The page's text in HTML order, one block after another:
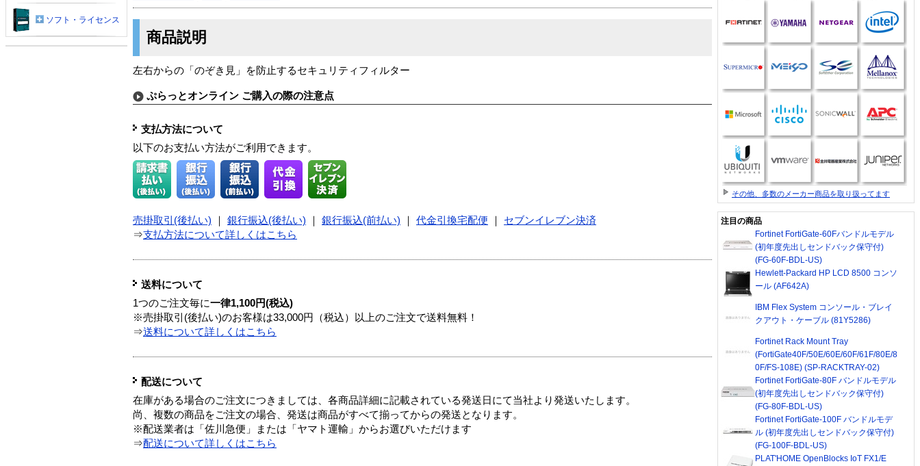
商品説明
左右からの「のぞき見」を防止するセキュリティフィルター
ぷらっとオンライン ご購入の際の注意点
支払方法について
以下のお支払い方法がご利用できます。
売掛取引(後払い) 銀行振込(後払い) 銀行振込(前払い) 代金引換宅配便
セブンイレブン決済
⇒支払方法について詳しくはこちら
送料について
1つのご注文毎に一律1,100円(税込)
※売掛取引(後払い)のお客様は33,000円（税込）以上のご注文で送料無料！
⇒送料について詳しくはこちら
配送について
在庫がある場合のご注文につきましては、各商品詳細に記載されている発送日にて当社より発送いたします。
尚、複数の商品をご注文の場合、発送は商品がすべて揃ってからの発送となります。
※配送業者は「佐川急便」または「ヤマト運輸」からお選びいただけます
⇒配送について詳しくはこちら
ソフト・ライセンス
その他、多数のメーカー商品を取り扱ってます
注目の商品
Fortinet FortiGate-60Fバンドルモデル
(初年度先出しセンドバック保守付)
(FG-60F-BDL-US)
Hewlett-Packard HP LCD 8500 コンソ
ール (AF642A)
IBM Flex System コンソール・ブレイ
クアウト・ケーブル (81Y5286)
Fortinet Rack Mount Tray
(FortiGate40F/50E/60E/60F/61F/80E/8
0F/FS-108E) (SP-RACKTRAY-02)
Fortinet FortiGate-80F バンドルモデル
(初年度先出しセンドバック保守付)
(FG-80F-BDL-US)
Fortinet FortiGate-100F バンドルモデ
ル (初年度先出しセンドバック保守付)
(FG-100F-BDL-US)
PLAT'HOME OpenBlocks IoT FX1/E